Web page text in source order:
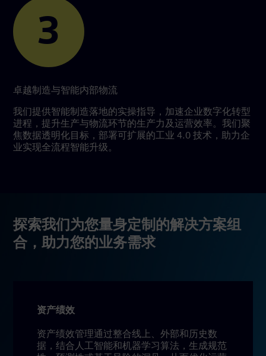
3
卓越制造与智能内部物流
我们提供智能制造落地的实操指导，加速企业数字化转型
进程，提升生产与物流环节的生产力及运营效率。我们聚
焦数据透明化目标，部署可扩展的工业 4.0 技术，助力企
业实现全流程智能升级。
探索我们为您量身定制的解决方案组
合，助力您的业务需求
资产绩效
资产绩效管理通过整合线上、外部和历史数
据，结合人工智能和机器学习算法，生成规范